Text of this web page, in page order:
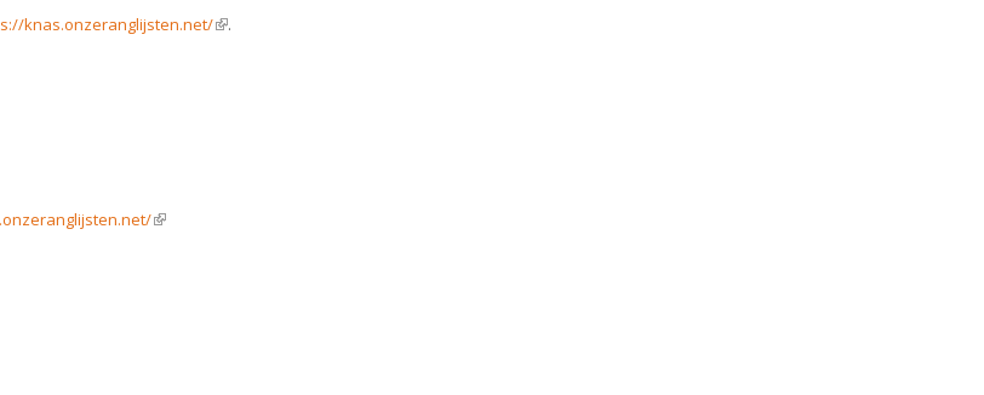
knas.onzeranglijsten.net/(link is external)
.
(link is external)